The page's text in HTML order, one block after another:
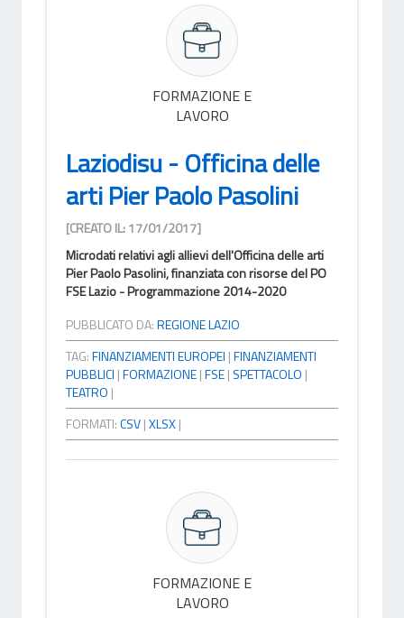
FORMAZIONE E
LAVORO
Laziodisu - Officina delle
arti Pier Paolo Pasolini
[CREATO IL: 17/01/2017]
Microdati relativi agli allievi dell'Officina delle arti
Pier Paolo Pasolini, finanziata con risorse del PO
FSE Lazio - Programmazione 2014-2020
PUBBLICATO DA:REGIONE LAZIO
TAG:FINANZIAMENTI EUROPEI |FINANZIAMENTI
PUBBLICI |FORMAZIONE|FSE| SPETTACOLO |
TEATRO |
FORMATI:CSV|XLSX|
FORMAZIONE E
LAVORO